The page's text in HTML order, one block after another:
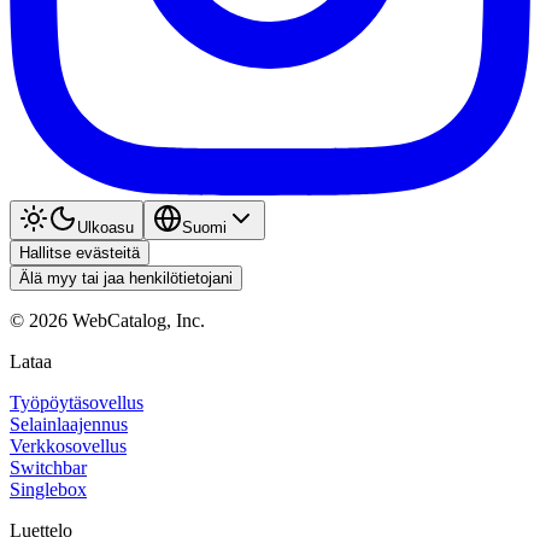
Ulkoasu
Suomi
Hallitse evästeitä
Älä myy tai jaa henkilötietojani
© 2026 WebCatalog, Inc.
Lataa
Työpöytäsovellus
Selainlaajennus
Verkkosovellus
Switchbar
Singlebox
Luettelo